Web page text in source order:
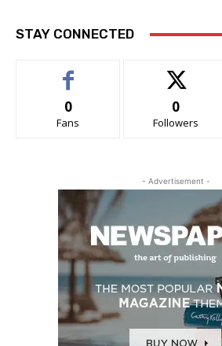
STAY CONNECTED
0
Fans
0
Followers
- Advertisement -